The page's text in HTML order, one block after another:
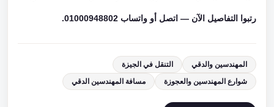
رتبوا التفاصيل الآن — اتصل أو واتساب 01000948802.
المهندسين والدقي
التنقل في الجيزة
شوارع المهندسين والعجوزة
مسافة المهندسين الدقي